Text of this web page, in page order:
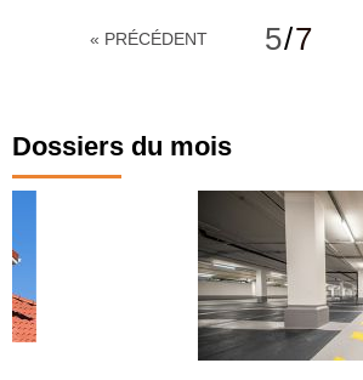
« PRÉCÉDENT 5/7
Dossiers du mois